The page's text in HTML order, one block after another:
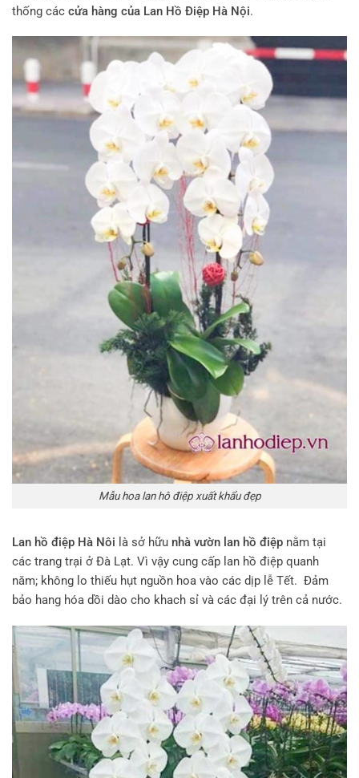
thống các cửa hàng của Lan Hồ Điệp Hà Nội.
Mẫu hoa lan hô điệp xuất khẩu đẹp
Lan hồ điệp Hà Nôi là sở hữu nhà vườn lan hồ điệp nằm tại
các trang trại ở Đà Lạt. Vì vậy cung cấp lan hồ điệp quanh
năm; không lo thiếu hụt nguồn hoa vào các dịp lễ Tết. Đảm
bảo hang hóa dồi dào cho khach sỉ và các đại lý trên cả nước.